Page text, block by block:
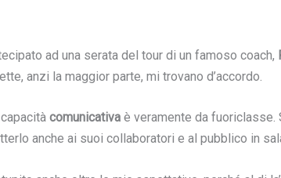
ad una serata del tour di un famoso coach,
anzi la maggior parte, mi trovano d’accordo.
comunicativa è veramente da fuoriclasse.
anche ai suoi collaboratori e al pubblico in